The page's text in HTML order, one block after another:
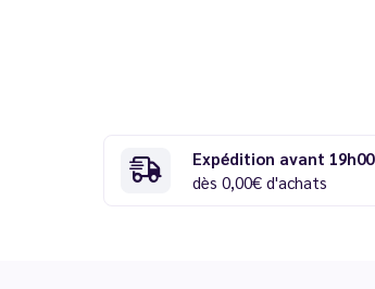
Expédition avant 19h00
dès 0,00€ d'achats